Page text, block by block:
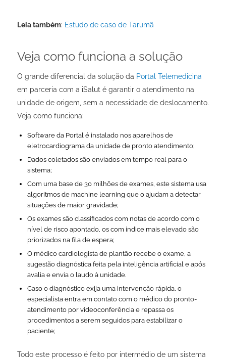
Leia também: Estudo de caso de Tarumã
Veja como funciona a solução
O grande diferencial da solução da Portal Telemedicina
em parceria com a iSalut é garantir o atendimento na
unidade de origem, sem a necessidade de deslocamento.
Veja como funciona:
Software da Portal é instalado nos aparelhos de
eletrocardiograma da unidade de pronto atendimento;
Dados coletados são enviados em tempo real para o
sistema;
Com uma base de 30 milhões de exames, este sistema usa
algoritmos demachine learning que o ajudam a detectar
situações de maior gravidade;
Os exames são classificados com notas de acordo com o
nível de risco apontado, os com índice mais elevado são
priorizados na fila de espera;
O médico cardiologista de plantão recebe o exame, a
sugestão diagnóstica feita pela inteligência artificial e após
avalia e envia o laudo à unidade.
Caso o diagnóstico exija uma intervenção rápida, o
especialista entra em contato com o médico do pronto-
atendimento por videoconferência e repassa os
procedimentos a serem seguidos para estabilizar o
paciente;
Todo este processo é feito por intermédio de um sistema